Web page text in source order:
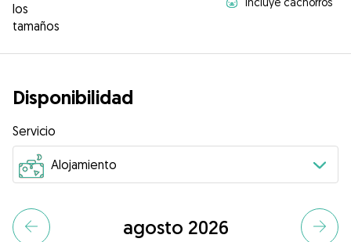
los
tamaños
Disponibilidad
Servicio
agosto 2026